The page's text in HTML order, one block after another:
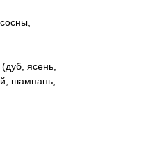
ясень,
шампань,